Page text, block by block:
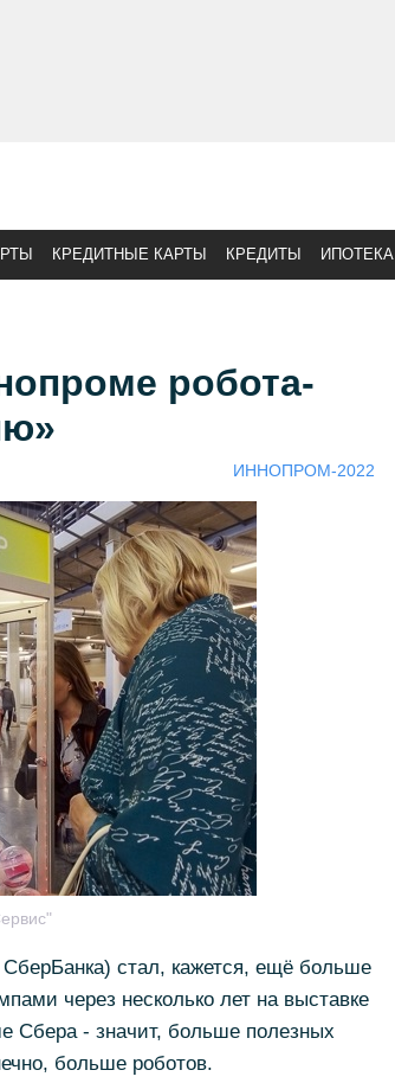
КРЕДИТНЫЕ КАРТЫ КРЕДИТЫ ИПОТЕКА
робота-
ИННОПРОМ-2022
стал, кажется, ещё больше
через несколько лет на выставке
Сбера - значит, больше полезных
больше роботов.